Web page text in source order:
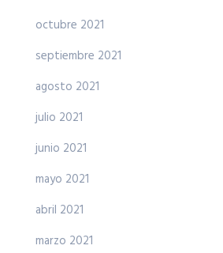
octubre 2021
septiembre 2021
agosto 2021
julio 2021
junio 2021
mayo 2021
abril 2021
marzo 2021